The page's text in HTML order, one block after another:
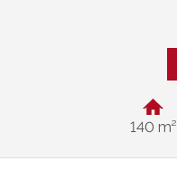
140 m²